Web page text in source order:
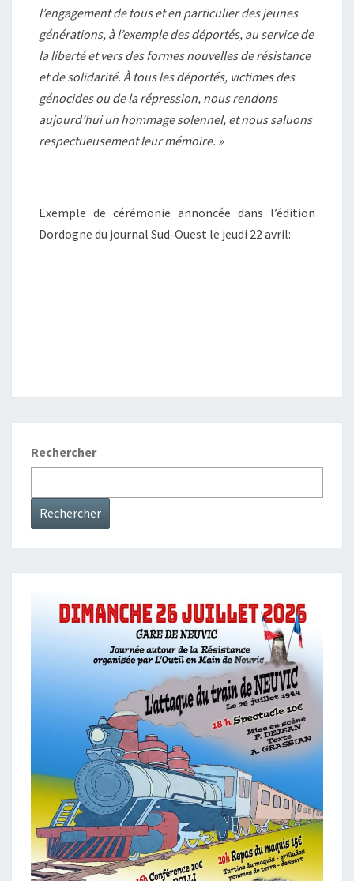
l’engagement de tous et en particulier des jeunes
générations, à l’exemple des déportés, au service de
la liberté et vers des formes nouvelles de résistance
et de solidarité. À tous les déportés, victimes des
génocides ou de la répression, nous rendons
aujourd’hui un hommage solennel, et nous saluons
respectueusement leur mémoire. »
Exemple de cérémonie annoncée dans l’édition
Dordogne du journal Sud-Ouest le jeudi 22 avril:
Rechercher
Rechercher